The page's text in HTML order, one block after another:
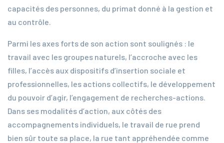
capacités des personnes, du primat donné à la gestion et
au contrôle.
Parmi les axes forts de son action sont soulignés : le
travail avec les groupes naturels, l’accroche avec les
filles, l’accès aux dispositifs d’insertion sociale et
professionnelles, les actions collectifs, le développement
du pouvoir d’agir, l’engagement de recherches-actions.
Dans ses modalités d’action, aux côtés des
accompagnements individuels, le travail de rue prend
bien sûr toute sa place, la rue tant appréhendée comme